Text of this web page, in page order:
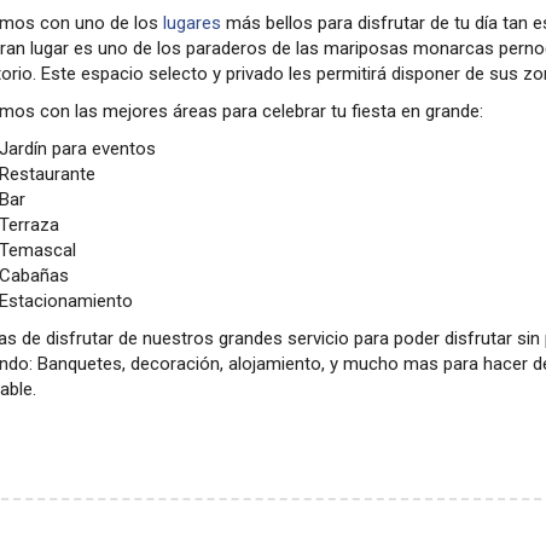
con uno de loslugares más bellos para disfrutar de tu día tan
lugar es uno de los paraderos de las mariposas monarcas
Este espacio selecto y privado les permitirá disponer de sus
con las mejores áreas para celebrar tu fiesta en grande:
Jardín para eventos
Restaurante
Bar
Terraza
Temascal
Cabañas
Estacionamiento
de disfrutar de nuestros grandes servicio para poder disfrutar sin
Banquetes, decoración, alojamiento, y mucho mas para hacer